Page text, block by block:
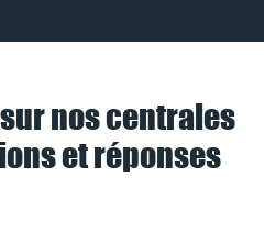
nos centrales
et réponses